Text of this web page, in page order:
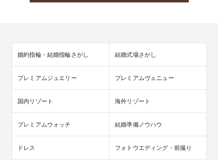
婚約指輪・結婚指輪さがし 結婚式場さがし
プレミアムジュエリー プレミアムヴェニュー
国内リゾート 海外リゾート
プレミアムウォッチ 結婚準備ノウハウ
ドレス フォトウエディング・前撮り